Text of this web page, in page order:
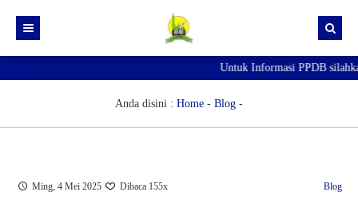
INFORMASI PPDB/SPMB 2026-2027
Pengumuman
Artikel
Untuk Informasi PPDB
Anda disini : Home - Blog -
Ming, 4 Mei 2025 Dibaca 155x Blog